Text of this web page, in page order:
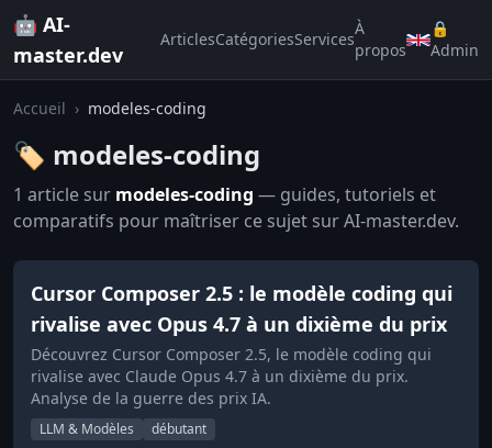
🤖 AI-
master.dev
ArticlesCatégoriesServices
À
propos
🔒
Admin
Accueil › modeles-coding
🏷️ modeles-coding
1 article sur modeles-coding — guides, tutoriels et
comparatifs pour maîtriser ce sujet sur AI-master.dev.
Cursor Composer 2.5 : le modèle coding qui
rivalise avec Opus 4.7 à un dixième du prix
Découvrez Cursor Composer 2.5, le modèle coding qui
rivalise avec Claude Opus 4.7 à un dixième du prix.
Analyse de la guerre des prix IA.
LLM & Modèles débutant